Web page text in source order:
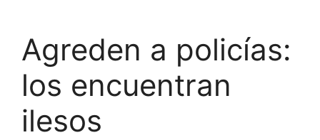
Agreden a policías:
los encuentran
ilesos